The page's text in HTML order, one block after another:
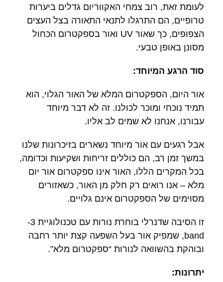
לעומת זאת, רוב צמחי האקווריום גדלים ביערות
טרופיים, הם התרגלו לתנאי התאורה בצל העצים
הצפופים, כך שאור UV ואור בספקטרום הכחול
מסונן באופן טבעי.
סוד הרגע המיוחד:
אור היום, הספקטרום המלא של האור הגלוי, הוא
תמיד נוכחי ומוכר לכולנו. זה לא דבר מיוחד
עבורנו, אנחנו לא שמים לב אליו.
אבל רגעים עם אור מיוחד נשארים בזיכרונות שלנו
במשך זמן רב, הם כוללים זריחות ושקיעות וכדומה,
בכל המקרים הללו, האור אינו ספקטרום אור יום
מלא – אנו רואים רק חלק מן האור, כשאזורים
מסוימים של הספקטרום אינם גלויים.
זו הסיבה שדנרלי בוחרת נורות עם טכנולוגיית 3-
band, שמפיק אור בעל השפעה קצת יותר רחבה
ובוהקת בהשוואה לנורות “ספקטרום מלא”.
יתרונות: